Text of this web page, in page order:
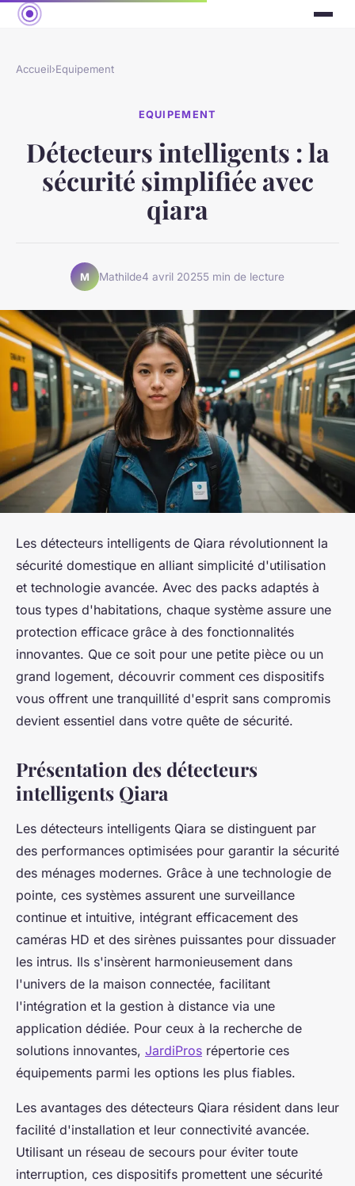
Accueil›Equipement
EQUIPEMENT
Détecteurs intelligents : la
sécurité simplifiée avec
qiara
M Mathilde4 avril 20255 min de lecture
Les détecteurs intelligents de Qiara révolutionnent la
sécurité domestique en alliant simplicité d'utilisation
et technologie avancée. Avec des packs adaptés à
tous types d'habitations, chaque système assure une
protection efficace grâce à des fonctionnalités
innovantes. Que ce soit pour une petite pièce ou un
grand logement, découvrir comment ces dispositifs
vous offrent une tranquillité d'esprit sans compromis
devient essentiel dans votre quête de sécurité.
Présentation des détecteurs
intelligents Qiara
Les détecteurs intelligents Qiara se distinguent par
des performances optimisées pour garantir la sécurité
des ménages modernes. Grâce à une technologie de
pointe, ces systèmes assurent une surveillance
continue et intuitive, intégrant efficacement des
caméras HD et des sirènes puissantes pour dissuader
les intrus. Ils s'insèrent harmonieusement dans
l'univers de la maison connectée, facilitant
l'intégration et la gestion à distance via une
application dédiée. Pour ceux à la recherche de
solutions innovantes, JardiPros répertorie ces
équipements parmi les options les plus fiables.
Les avantages des détecteurs Qiara résident dans leur
facilité d'installation et leur connectivité avancée.
Utilisant un réseau de secours pour éviter toute
interruption, ces dispositifs promettent une sécurité